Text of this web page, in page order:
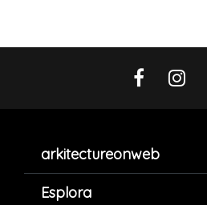
arkitectureonweb
Esplora